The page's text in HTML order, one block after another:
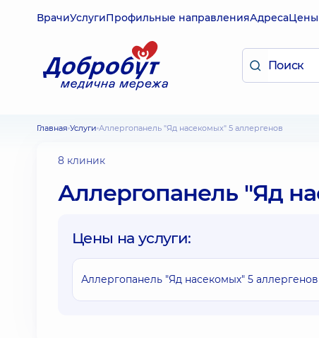
ВрачиУслугиПрофильные направленияАдресаЦены
Главная Услуги Аллергопанель "Яд насекомых" 5 аллергенов
8 клиник
Аллергопанель "Яд
Цены на услуги:
Аллергопанель "Яд насекомых" 5 аллергенов